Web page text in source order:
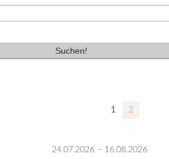
1 2
24.07.2026– 16.08.2026